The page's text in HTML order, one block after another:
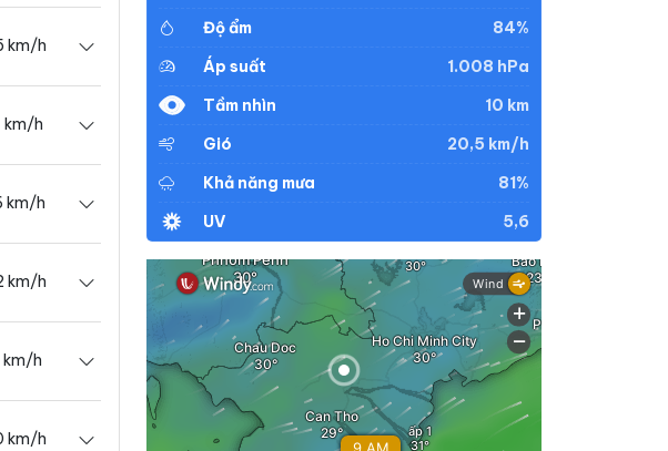
km/h
km/h
km/h
km/h
km/h
km/h
Độ ẩm
84%
Áp suất
1.008 hPa
Tầm nhìn
10 km
Gió
20,5 km/h
Khả năng mưa
81%
UV
5,6